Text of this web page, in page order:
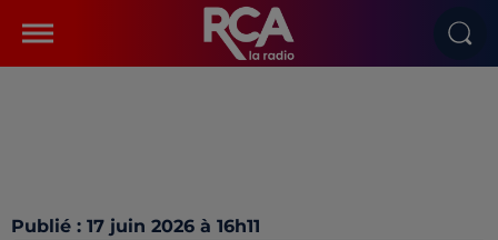
Publié : 17 juin 2026 à 16h11